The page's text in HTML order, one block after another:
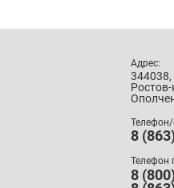
Адрес:
344038,
8
Телефон
8